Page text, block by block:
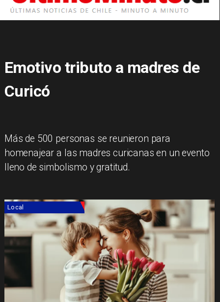
Emotivo tributo a madres de
Curicó
Más de 500 personas se reunieron para
homenajear a las madres curicanas en un evento
lleno de simbolismo y gratitud.
Local